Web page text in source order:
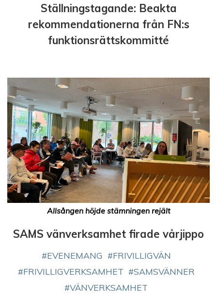
Ställningstagande: Beakta
rekommendationerna från FN:s
funktionsrättskommitté
Allsången höjde stämningen rejält
SAMS vänverksamhet firade vårjippo
EVENEMANG
FRIVILLIGVÄN
FRIVILLIGVERKSAMHET
SAMSVÄNNER
VÄNVERKSAMHET